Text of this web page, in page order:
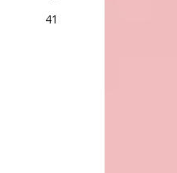
41